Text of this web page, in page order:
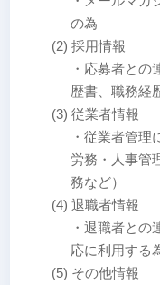
の為
(2) 採用情報
・応募者との
歴書、職務経
(3) 従業者情報
・従業者管理
労務・人事管
務など）
(4) 退職者情報
・退職者との
応に利用する
(5) その他情報